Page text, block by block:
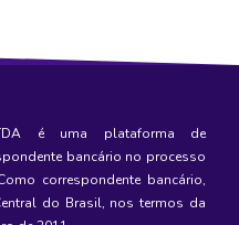
é uma plataforma de
bancário no processo
correspondente bancário,
do Brasil, nos termos da